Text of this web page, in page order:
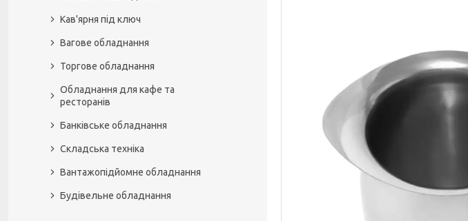
Кав'ярня під ключ
Вагове обладнання
Торгове обладнання
Обладнання для кафе та
ресторанів
Банківське обладнання
Складська техніка
Вантажопідйомне обладнання
Будівельне обладнання